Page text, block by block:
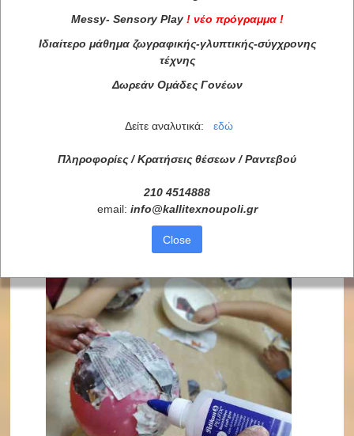
Messy- Sensory Play ! νέο πρόγραμμα !
Ιδιαίτερο μάθημα ζωγραφικής-γλυπτικής-σύγχρονης
τέχνης
Δωρεάν Ομάδες Γονέων
Δείτε αναλυτικά: εδώ
Πληροφορίες / Κρατήσεις θέσεων / Ραντεβού
210 4514888
email: info@kallitexnoupoli.gr
Close